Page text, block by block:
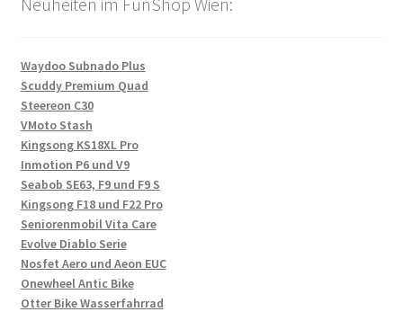
Waydoo Subnado Plus
Scuddy Premium Quad
Steereon C30
VMoto Stash
Kingsong KS18XL Pro
Inmotion P6 und V9
Seabob SE63, F9 und F9 S
Kingsong F18 und F22 Pro
Seniorenmobil Vita Care
Evolve Diablo Serie
Nosfet Aero und Aeon EUC
Onewheel Antic Bike
Otter Bike Wasserfahrrad